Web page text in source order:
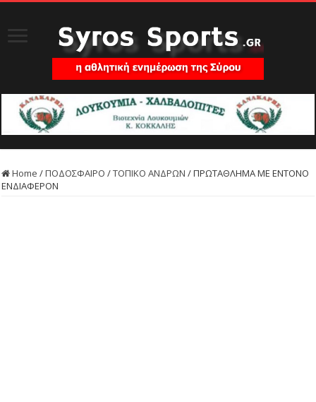
Home /ΠΟΔΟΣΦΑΙΡΟ /ΤΟΠΙΚΟ ΑΝΔΡΩΝ /ΠΡΩΤΑΘΛΗΜΑ ΜΕ ΕΝΤΟΝΟ
ΕΝΔΙΑΦΕΡΟΝ